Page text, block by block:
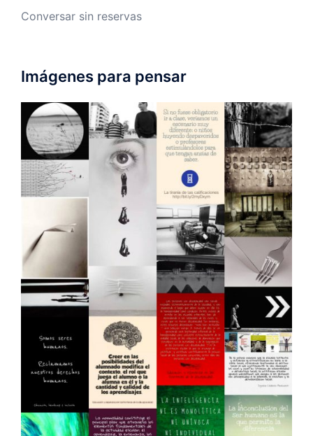
Conversar sin reservas
Imágenes para pensar